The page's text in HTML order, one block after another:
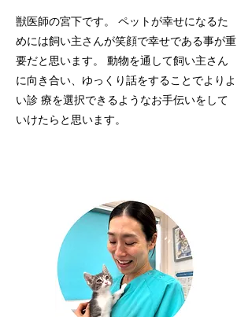
獣医師の宮下です。 ペットが幸せになるた
めには飼い主さんが笑顔で幸せである事が重
要だと思います。 動物を通して飼い主さん
に向き合い、ゆっくり話をすることでよりよ
い診 療を選択できるようなお手伝いをして
いけたらと思います。